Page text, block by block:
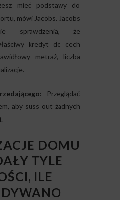
mieć podstawy do
mówi Jacobs. Jacobs
sprawdzenia, że
kredyt do cech
metraż, liczba
Przeglądać
aby suss out żadnych
DOMU
TYLE
ILE